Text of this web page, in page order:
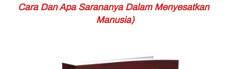
Cara Dan Apa Sarananya Dalam Menyesatkan
Manusia)